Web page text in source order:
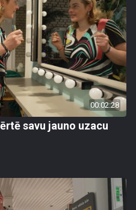
00:02:28
savu jauno uzacu